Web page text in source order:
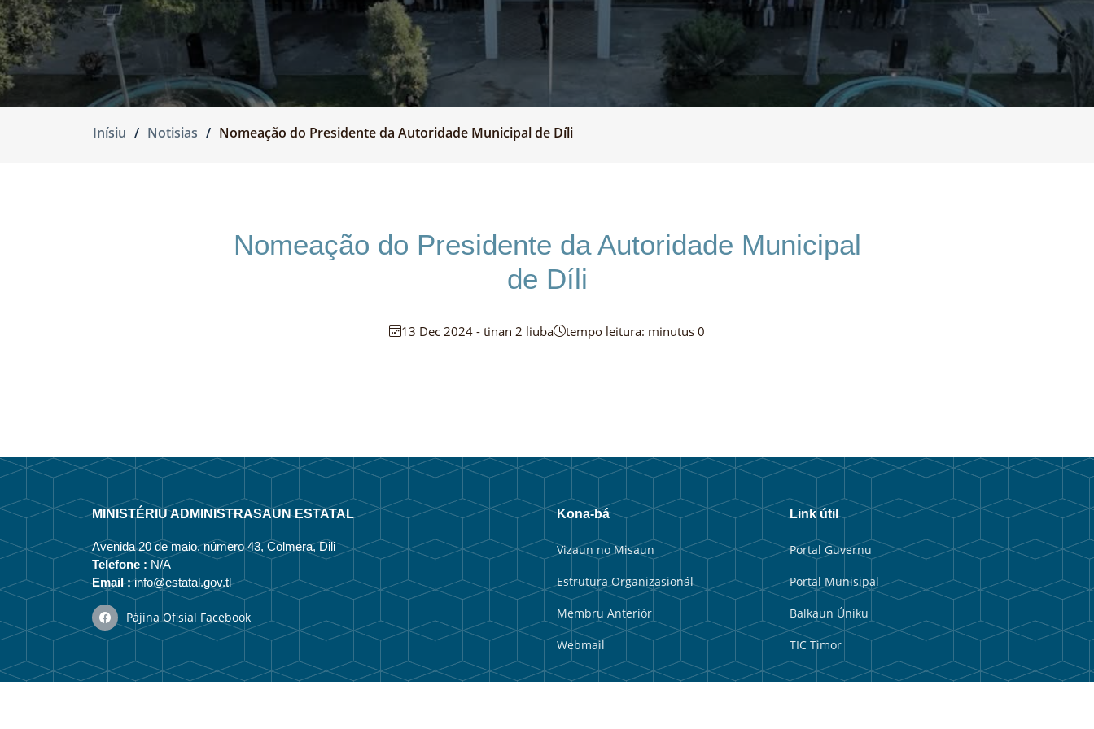
Inísiu Notisias Nomeação do Presidente da Autoridade Municipal de Díli
Nomeação do Presidente da Autoridade Municipal
de Díli
13 Dec 2024 - tinan 2 liuba tempo leitura: minutus 0
MINISTÉRIU ADMINISTRASAUN ESTATAL
Avenida 20 de maio, número 43, Colmera, Dili
Telefone : N/A
Email :info@estatal.gov.tl
Pájina Ofisial Facebook
Kona-bá
Vizaun no Misaun
Estrutura Organizasionál
Membru Anteriór
Webmail
Link útil
Portal Guvernu
Portal Munisipal
Balkaun Úniku
TIC Timor